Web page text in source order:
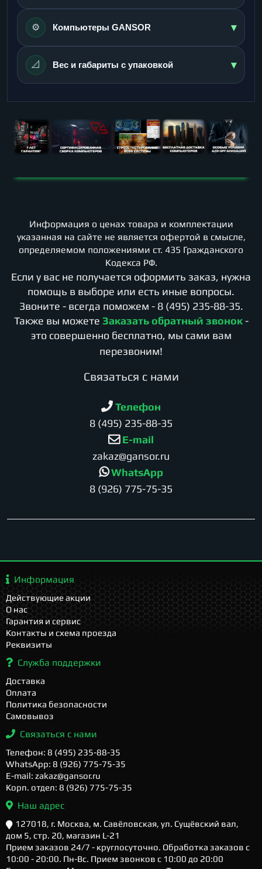
⚙️ Компьютеры GANSOR ▾
📐 Вес и габариты с упаковкой ▾
Информация о ценах товара и комплектации
указанная на сайте не является офертой в смысле,
определяемом положениями ст. 435 Гражданского
Кодекса РФ.
Если у вас не получается оформить заказ, нужна
помощь в выборе или есть иные вопросы.
Звоните - всегда поможем - 8 (495) 235-88-35.
Также вы можете Заказать обратный звонок -
это совершенно бесплатно, мы сами вам
перезвоним!
Cвязаться с нами
Телефон
8 (495) 235-88-35
E-mail
zakaz@gansor.ru
WhatsApp
8 (926) 775-75-35
Информация
Действующие акции
О нас
Гарантия и сервис
Контакты и схема проезда
Реквизиты
Служба поддержки
Доставка
Оплата
Политика безопасности
Самовывоз
Связаться с нами
Телефон: 8 (495) 235-88-35
WhatsApp: 8 (926) 775-75-35
E-mail: zakaz@gansor.ru
Корп. отдел: 8 (926) 775-75-35
Наш адрес
127018, г. Москва, м. Савёловская, ул. Сущёвский вал,
дом 5, стр. 20, магазин L-21
Прием заказов 24/7 - круглосуточно. Обработка заказов с
10:00 - 20:00. Пн-Вс. Прием звонков с 10:00 до 20:00